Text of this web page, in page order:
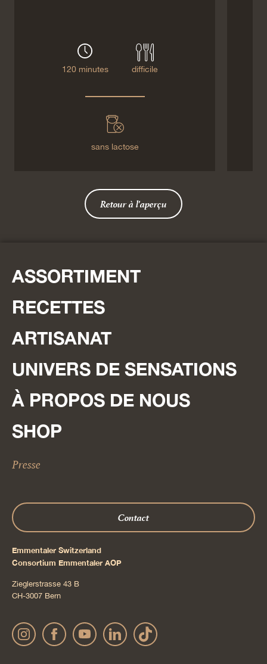
120 minutes difficile
sans lactose
Retour à l'aperçu
ASSORTIMENT
RECETTES
ARTISANAT
UNIVERS DE SENSATIONS
À PROPOS DE NOUS
SHOP
Presse
Contact
Emmentaler Switzerland
Consortium Emmentaler AOP
Zieglerstrasse 43 B
CH-3007 Bern